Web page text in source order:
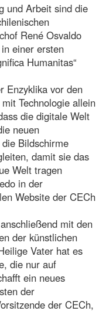
und Arbeit sind die
René Osvaldo
einer ersten
Humanitas“
Enzyklika vor den
Technologie allein
die digitale Welt
neuen
Bildschirme
damit sie das
Welt tragen
in der
Website der CECh
mit den
der künstlichen
Vater hat es
die nur auf
ein neues
der
der CECh,